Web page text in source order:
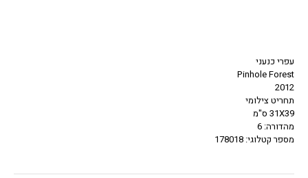
עפרי כנעני
Pinhole Forest
2012
תחריט צילומי
31X39 ס"מ
מהדורה: 6
מספר קטלוגי: 178018